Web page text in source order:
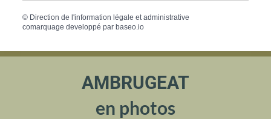
© Direction de l'information légale et administrative
comarquage developpé par baseo.io
AMBRUGEAT
en photos